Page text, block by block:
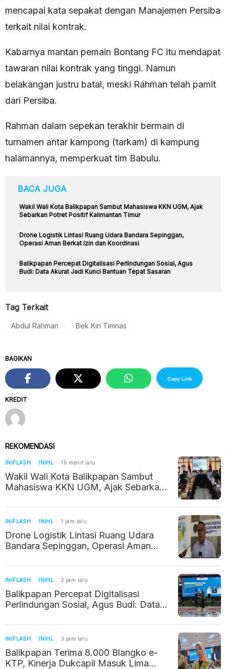
mencapai kata sepakat dengan Manajemen Persiba
terkait nilai kontrak.
Kabarnya mantan pemain Bontang FC itu mendapat
tawaran nilai kontrak yang tinggi. Namun
belakangan justru batal, meski Rahman telah pamit
dari Persiba.
Rahman dalam sepekan terakhir bermain di
turnamen antar kampong (tarkam) di kampung
halamannya, memperkuat tim Babulu.
BACA JUGA
Wakil Wali Kota Balikpapan Sambut Mahasiswa KKN UGM, Ajak
Sebarkan Potret Positif Kalimantan Timur
Drone Logistik Lintasi Ruang Udara Bandara Sepinggan,
Operasi Aman Berkat Izin dan Koordinasi
Balikpapan Percepat Digitalisasi Perlindungan Sosial, Agus
Budi: Data Akurat Jadi Kunci Bantuan Tepat Sasaran
Tag Terkait
Abdul Rahman Bek Kiri Timnas
KREDIT
BAGIKAN
Copy Link
REKOMENDASI
INIFLASH INIHL 16 menit lalu
Wakil Wali Kota Balikpapan Sambut
Mahasiswa KKN UGM, Ajak Sebarkan
INIFLASH INIHL 1 jam lalu
Drone Logistik Lintasi Ruang Udara
Bandara Sepinggan, Operasi Aman
INIFLASH INIHL 2 jam lalu
Balikpapan Percepat Digitalisasi
Perlindungan Sosial, Agus Budi: Data
Sasaran
INIFLASH INIHL 3 jam lalu
Balikpapan Terima 8.000 Blangko e-
KTP, Kinerja Dukcapil Masuk Lima